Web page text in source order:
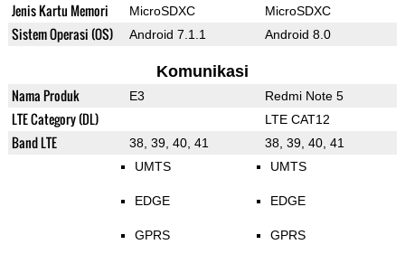
Jenis Kartu Memori MicroSDXC MicroSDXC
Sistem Operasi (OS) Android 7.1.1 Android 8.0
Komunikasi
Nama Produk E3 Redmi Note 5
LTE Category (DL) LTE CAT12
Band LTE 38, 39, 40, 41 38, 39, 40, 41
UMTS
EDGE
GPRS
UMTS
EDGE
GPRS